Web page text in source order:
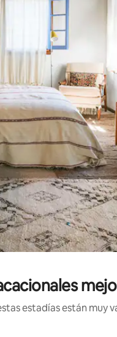
de flecha hacia arriba y
estadías están